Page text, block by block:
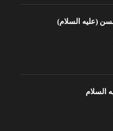
(علیه السلام)
السلام